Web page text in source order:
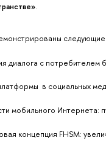
.
диалога с потребителем
в социальных
мобильного Интернета:
концепция FHSM: